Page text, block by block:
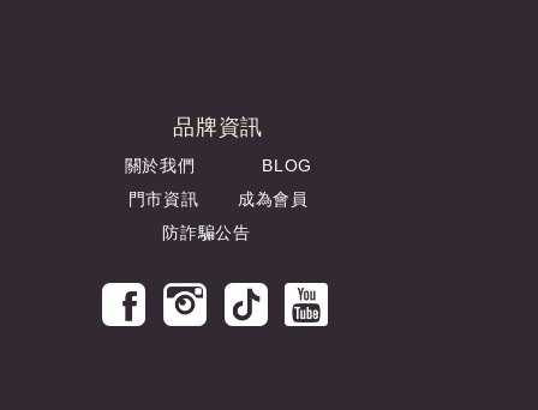
品牌資訊
關於我們
BLOG
門市資訊
成為會員
防詐騙公告